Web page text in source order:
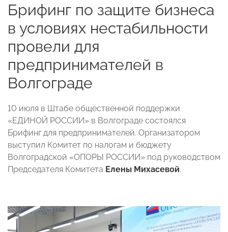
Брифинг по защите бизнеса
в условиях нестабильности
провели для
предпринимателей в
Волгограде
10 июля в Штабе общественной поддержки
«ЕДИНОЙ РОССИИ» в Волгограде состоялся
Брифинг для предпринимателей. Организатором
выступил Комитет по налогам и бюджету
Волгоградской «ОПОРЫ РОССИИ» под руководством
Председателя Комитета Елены Михасевой.